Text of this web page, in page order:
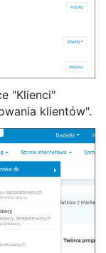
"Klienci"
klientów".